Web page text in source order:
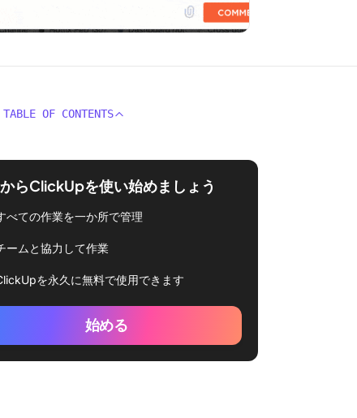
TABLE OF CONTENTS
らClickUpを使い始めましょう
べての作業を一か所で管理
ームと協力して作業
を永久に無料で使用できます
始める